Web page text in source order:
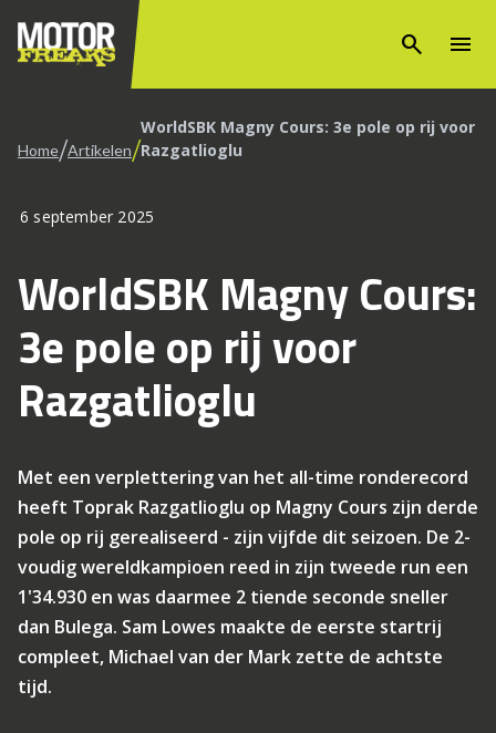
search menu
Home/Artikelen/WorldSBK Magny Cours: 3e pole op rij voor
Razgatlioglu
6 september 2025
WorldSBK Magny Cours:
3e pole op rij voor
Razgatlioglu
Met een verplettering van het all-time ronderecord
heeft Toprak Razgatlioglu op Magny Cours zijn derde
pole op rij gerealiseerd - zijn vijfde dit seizoen. De 2-
voudig wereldkampioen reed in zijn tweede run een
1'34.930 en was daarmee 2 tiende seconde sneller
dan Bulega. Sam Lowes maakte de eerste startrij
compleet, Michael van der Mark zette de achtste
tijd.